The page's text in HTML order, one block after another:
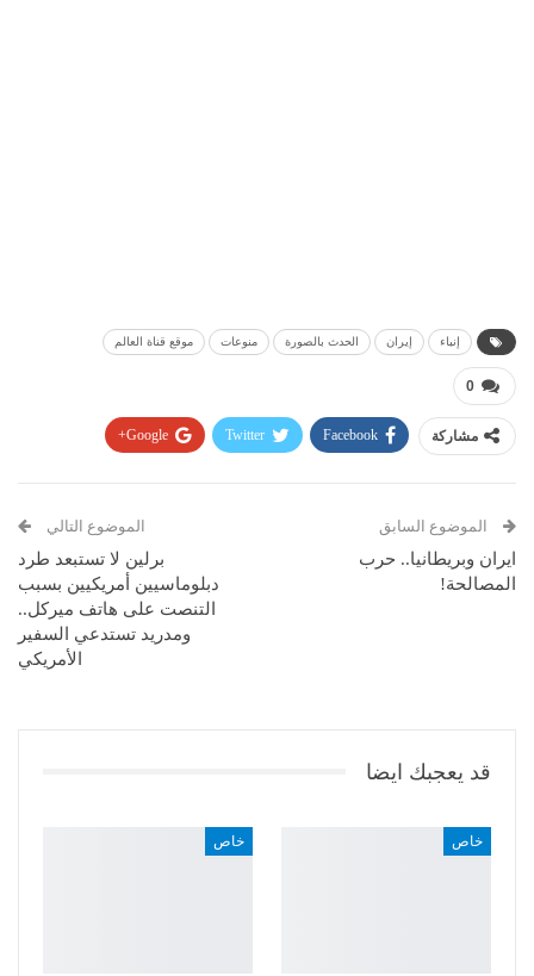
إنباء إيران الحدث بالصورة منوعات موقع قناة العالم
0
مشاركة Facebook
Twitter
Google+
الموضوع السابق
ايران وبريطانيا.. حرب
المصالحة!
الموضوع التالي
برلين لا تستبعد طرد
دبلوماسيين أمريكيين بسبب
التنصت على هاتف ميركل..
ومدريد تستدعي السفير
الأمريكي
قد يعجبك ايضا
خاص خاص